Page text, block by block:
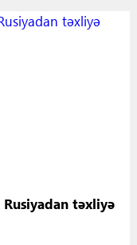
Rusiyadan təxliyə